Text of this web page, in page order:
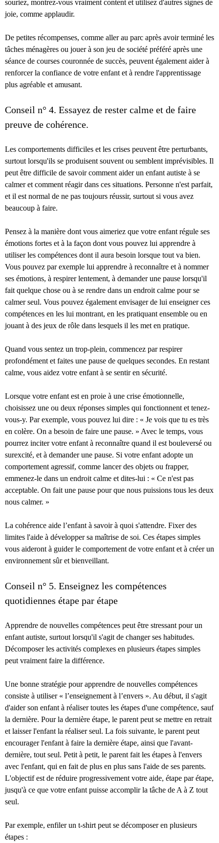
souriez, montrez-vous vraiment content et utilisez d'autres signes de
joie, comme applaudir.
De petites récompenses, comme aller au parc après avoir terminé les
tâches ménagères ou jouer à son jeu de société préféré après une
séance de courses couronnée de succès, peuvent également aider à
renforcer la confiance de votre enfant et à rendre l'apprentissage
plus agréable et amusant.
Conseil n° 4. Essayez de rester calme et de faire
preuve de cohérence.
Les comportements difficiles et les crises peuvent être perturbants,
surtout lorsqu'ils se produisent souvent ou semblent imprévisibles. Il
peut être difficile de savoir comment aider un enfant autiste à se
calmer et comment réagir dans ces situations. Personne n'est parfait,
et il est normal de ne pas toujours réussir, surtout si vous avez
beaucoup à faire.
Pensez à la manière dont vous aimeriez que votre enfant régule ses
émotions fortes et à la façon dont vous pouvez lui apprendre à
utiliser les compétences dont il aura besoin lorsque tout va bien.
Vous pouvez par exemple lui apprendre à reconnaître et à nommer
ses émotions, à respirer lentement, à demander une pause lorsqu'il
fait quelque chose ou à se rendre dans un endroit calme pour se
calmer seul. Vous pouvez également envisager de lui enseigner ces
compétences en les lui montrant, en les pratiquant ensemble ou en
jouant à des jeux de rôle dans lesquels il les met en pratique.
Quand vous sentez un trop-plein, commencez par respirer
profondément et faites une pause de quelques secondes. En restant
calme, vous aidez votre enfant à se sentir en sécurité.
Lorsque votre enfant est en proie à une crise émotionnelle,
choisissez une ou deux réponses simples qui fonctionnent et tenez-
vous-y. Par exemple, vous pouvez lui dire : « Je vois que tu es très
en colère. On a besoin de faire une pause. » Avec le temps, vous
pourrez inciter votre enfant à reconnaître quand il est bouleversé ou
surexcité, et à demander une pause. Si votre enfant adopte un
comportement agressif, comme lancer des objets ou frapper,
emmenez-le dans un endroit calme et dites-lui : « Ce n'est pas
acceptable. On fait une pause pour que nous puissions tous les deux
nous calmer. »
La cohérence aide l’enfant à savoir à quoi s'attendre. Fixer des
limites l'aide à développer sa maîtrise de soi. Ces étapes simples
vous aideront à guider le comportement de votre enfant et à créer un
environnement sûr et bienveillant.
Conseil n° 5. Enseignez les compétences
quotidiennes étape par étape
Apprendre de nouvelles compétences peut être stressant pour un
enfant autiste, surtout lorsqu'il s'agit de changer ses habitudes.
Décomposer les activités complexes en plusieurs étapes simples
peut vraiment faire la différence.
Une bonne stratégie pour apprendre de nouvelles compétences
consiste à utiliser « l’enseignement à l’envers ». Au début, il s'agit
d'aider son enfant à réaliser toutes les étapes d'une compétence, sauf
la dernière. Pour la dernière étape, le parent peut se mettre en retrait
et laisser l'enfant la réaliser seul. La fois suivante, le parent peut
encourager l'enfant à faire la dernière étape, ainsi que l'avant-
dernière, tout seul. Petit à petit, le parent fait les étapes à l'envers
avec l'enfant, qui en fait de plus en plus sans l'aide de ses parents.
L'objectif est de réduire progressivement votre aide, étape par étape,
jusqu'à ce que votre enfant puisse accomplir la tâche de A à Z tout
seul.
Par exemple, enfiler un t-shirt peut se décomposer en plusieurs
étapes :